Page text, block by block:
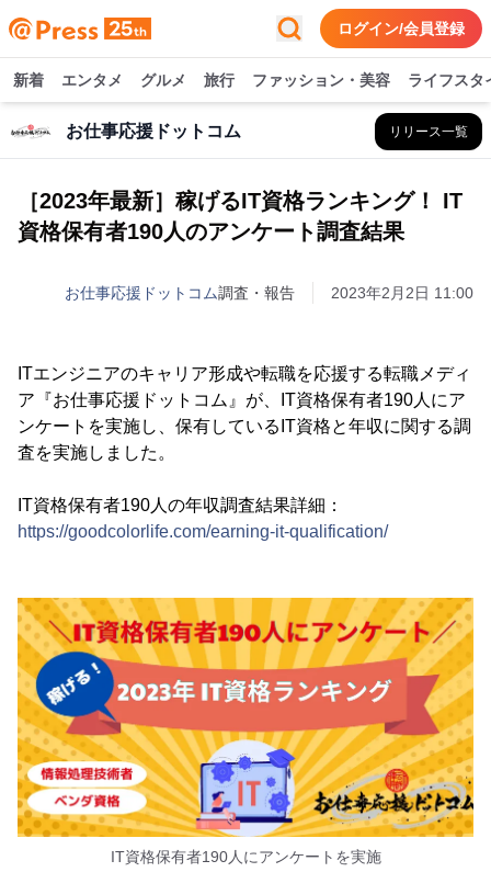
ログイン/会員登録
新着 エンタメ グルメ 旅行 ファッション・美容 ライフスタ
お仕事応援ドットコム リリース一覧
［2023年最新］稼げるIT資格ランキング！ IT
資格保有者190人のアンケート調査結果
お仕事応援ドットコム調査・報告 2023年2月2日 11:00
ITエンジニアのキャリア形成や転職を応援する転職メディ
ア『お仕事応援ドットコム』が、IT資格保有者190人にア
ンケートを実施し、保有しているIT資格と年収に関する調
査を実施しました。
IT資格保有者190人の年収調査結果詳細：
https://goodcolorlife.com/earning-it-qualification/
IT資格保有者190人にアンケートを実施